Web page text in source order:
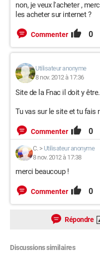
non, je veux l'acheter ,
les acheter sur internet ?
Commenter 0
Utilisateur anonyme
8 nov. 2012 à 17:36
Site de la Fnac il doit y
Tu vas sur le site et tu fais
Commenter 0
C.> Utilisateur anonyme
8 nov. 2012 à 17:38
merci beaucoup !
Commenter 0
Répondre
Discussions similaires